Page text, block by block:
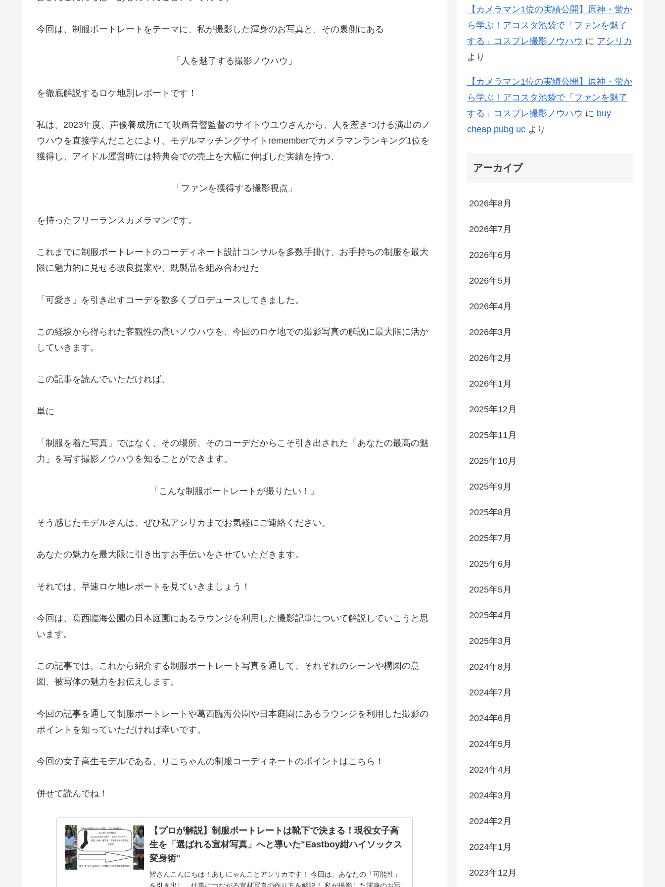
今回は、制服ポートレートをテーマに、私が撮影した渾身のお写真と、その裏側にある
「人を魅了する撮影ノウハウ」
を徹底解説するロケ地別レポートです！
私は、2023年度、声優養成所にて映画音響監督のサイトウユウさんから、人を惹きつける演出のノ
ウハウを直接学んだことにより、モデルマッチングサイトrememberでカメラマンランキング1位を
獲得し、アイドル運営時には特典会での売上を大幅に伸ばした実績を持つ、
「ファンを獲得する撮影視点」
を持ったフリーランスカメラマンです。
これまでに制服ポートレートのコーディネート設計コンサルを多数手掛け、お手持ちの制服を最大
限に魅力的に見せる改良提案や、既製品を組み合わせた
「可愛さ」を引き出すコーデを数多くプロデュースしてきました。
この経験から得られた客観性の高いノウハウを、今回のロケ地での撮影写真の解説に最大限に活か
していきます。
この記事を読んでいただければ、
単に
「制服を着た写真」ではなく、その場所、そのコーデだからこそ引き出された「あなたの最高の魅
力」を写す撮影ノウハウを知ることができます。
「こんな制服ポートレートが撮りたい！」
そう感じたモデルさんは、ぜひ私アシリカまでお気軽にご連絡ください。
あなたの魅力を最大限に引き出すお手伝いをさせていただきます。
それでは、早速ロケ地レポートを見ていきましょう！
今回は、葛西臨海公園の日本庭園にあるラウンジを利用した撮影記事について解説していこうと思
います。
この記事では、これから紹介する制服ポートレート写真を通して、それぞれのシーンや構図の意
図、被写体の魅力をお伝えします。
今回の記事を通して制服ポートレートや葛西臨海公園や日本庭園にあるラウンジを利用した撮影の
ポイントを知っていただければ幸いです。
今回の女子高生モデルである、りこちゃんの制服コーディネートのポイントはこちら！
併せて読んでね！
【プロが解説】制服ポートレートは靴下で決まる！現役女子高
生を「選ばれる宣材写真」へと導いた"Eastboy紺ハイソックス
変身術"
皆さんこんにちは！あしにゃんことアシリカです！ 今回は、あなたの「可能性」
を引き出し、仕事につながる宣材写真の作り方を解説！ 私が撮影した渾身のお写
【カメラマン1位の実績公開】原神・蛍か
ら学ぶ！アコスタ池袋で「ファンを魅了
する」コスプレ撮影ノウハウ に アシリカ
より
【カメラマン1位の実績公開】原神・蛍か
ら学ぶ！アコスタ池袋で「ファンを魅了
する」コスプレ撮影ノウハウ に buy
cheap pubg uc より
アーカイブ
2026年8月
2026年7月
2026年6月
2026年5月
2026年4月
2026年3月
2026年2月
2026年1月
2025年12月
2025年11月
2025年10月
2025年9月
2025年8月
2025年7月
2025年6月
2025年5月
2025年4月
2025年3月
2024年8月
2024年7月
2024年6月
2024年5月
2024年4月
2024年3月
2024年2月
2024年1月
2023年12月